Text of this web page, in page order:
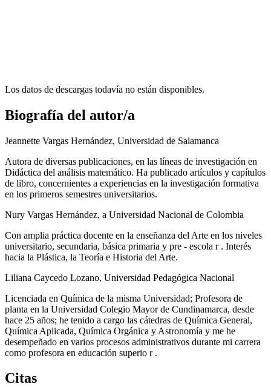
Los datos de descargas todavía no están disponibles.
Biografía del autor/a
Jeannette Vargas Hernández, Universidad de Salamanca
Autora de diversas publicaciones, en las líneas de investigación en
Didáctica del análisis matemático. Ha publicado artículos y capítulos
de libro, concernientes a experiencias en la investigación formativa
en los primeros semestres universitarios.
Nury Vargas Hernández, a Universidad Nacional de Colombia
Con amplia práctica docente en la enseñanza del Arte en los niveles
universitario, secundaria, básica primaria y pre - escola r . Interés
hacia la Plástica, la Teoría e Historia del Arte.
Liliana Caycedo Lozano, Universidad Pedagógica Nacional
Licenciada en Química de la misma Universidad; Profesora de
planta en la Universidad Colegio Mayor de Cundinamarca, desde
hace 25 años; he tenido a cargo las cátedras de Química General,
Química Aplicada, Química Orgánica y Astronomía y me he
desempeñado en varios procesos administrativos durante mi carrera
como profesora en educación superio r .
Citas